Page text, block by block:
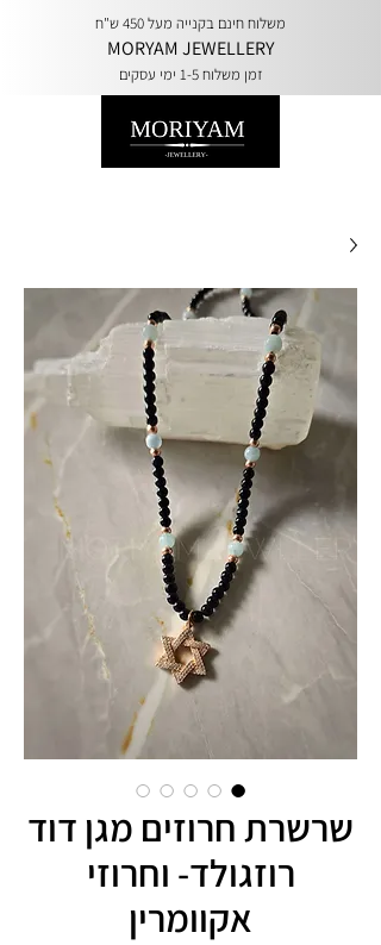
משלוח חינם בקנייה מעל 450 ש"ח
MORYAM JEWELLERY
זמן משלוח 1-5 ימי עסקים
שרשרת חרוזים מגן דוד
רוזגולד- וחרוזי
אקוומרין